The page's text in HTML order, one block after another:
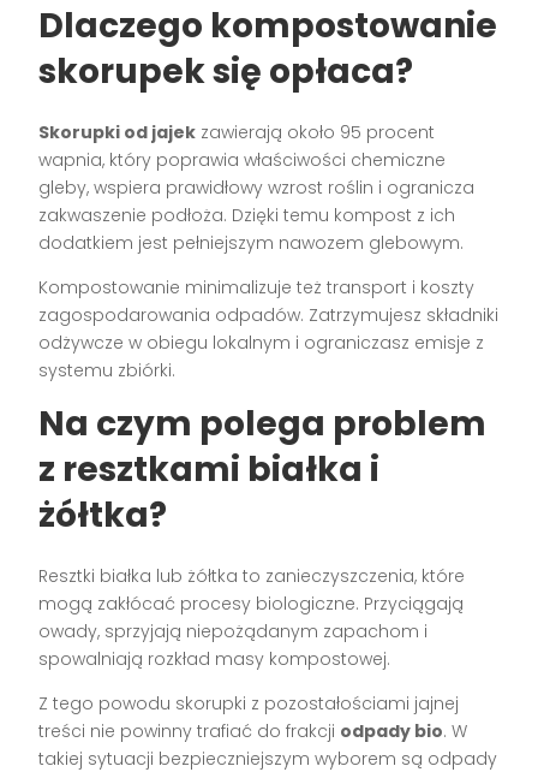
Dlaczego kompostowanie
skorupek się opłaca?
Skorupki od jajek zawierają około 95 procent
wapnia, który poprawia właściwości chemiczne
gleby, wspiera prawidłowy wzrost roślin i ogranicza
zakwaszenie podłoża. Dzięki temu kompost z ich
dodatkiem jest pełniejszym nawozem glebowym.
Kompostowanie minimalizuje też transport i koszty
zagospodarowania odpadów. Zatrzymujesz składniki
odżywcze w obiegu lokalnym i ograniczasz emisje z
systemu zbiórki.
Na czym polega problem
z resztkami białka i
żółtka?
Resztki białka lub żółtka to zanieczyszczenia, które
mogą zakłócać procesy biologiczne. Przyciągają
owady, sprzyjają niepożądanym zapachom i
spowalniają rozkład masy kompostowej.
Z tego powodu skorupki z pozostałościami jajnej
treści nie powinny trafiać do frakcji odpady bio. W
takiej sytuacji bezpieczniejszym wyborem są odpady